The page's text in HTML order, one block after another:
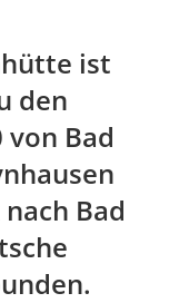
ist
den
Bad
Bad